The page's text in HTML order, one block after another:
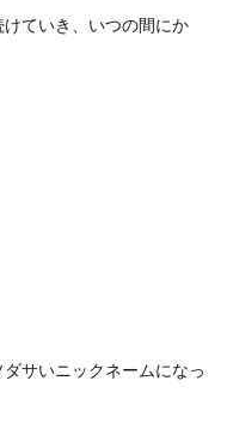
ていき、いつの間にか
サいニックネームになっ